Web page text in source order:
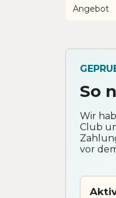
Angebot
So
Wir
Club
vor